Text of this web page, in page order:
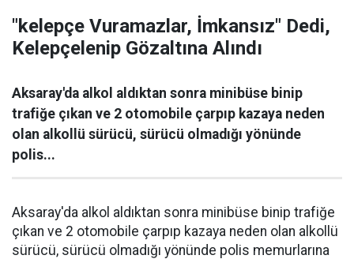
"kelepçe Vuramazlar, İmkansız" Dedi,
Kelepçelenip Gözaltına Alındı
Aksaray'da alkol aldıktan sonra minibüse binip
trafiğe çıkan ve 2 otomobile çarpıp kazaya neden
olan alkollü sürücü, sürücü olmadığı yönünde
polis...
Aksaray'da alkol aldıktan sonra minibüse binip trafiğe
çıkan ve 2 otomobile çarpıp kazaya neden olan alkollü
sürücü, sürücü olmadığı yönünde polis memurlarına